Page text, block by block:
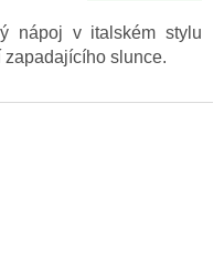
nápoj v italském stylu
slunce.